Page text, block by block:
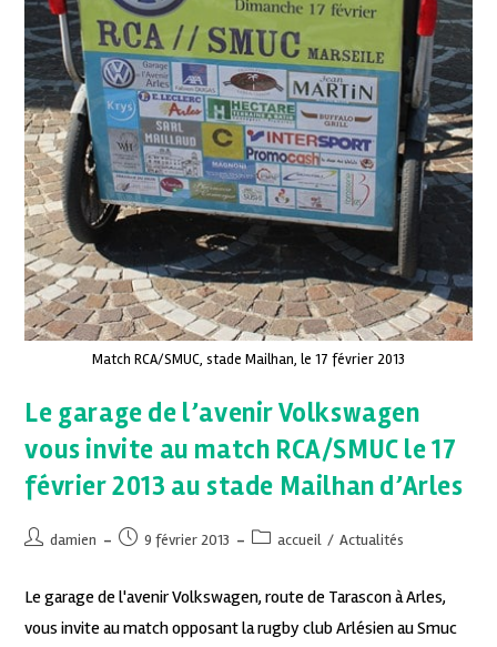
Match RCA/SMUC, stade Mailhan, le 17 février 2013
Le garage de l’avenir Volkswagen
vous invite au match RCA/SMUC le 17
février 2013 au stade Mailhan d’Arles
damien 9 février 2013 accueil / Actualités
Le garage de l'avenir Volkswagen, route de Tarascon à Arles,
vous invite au match opposant la rugby club Arlésien au Smuc